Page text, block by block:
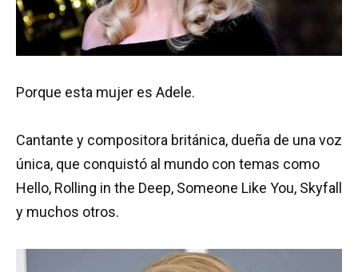
Porque esta mujer es Adele.
Cantante y compositora británica, dueña de una voz
única, que conquistó al mundo con temas como
Hello, Rolling in the Deep, Someone Like You, Skyfall
y muchos otros.